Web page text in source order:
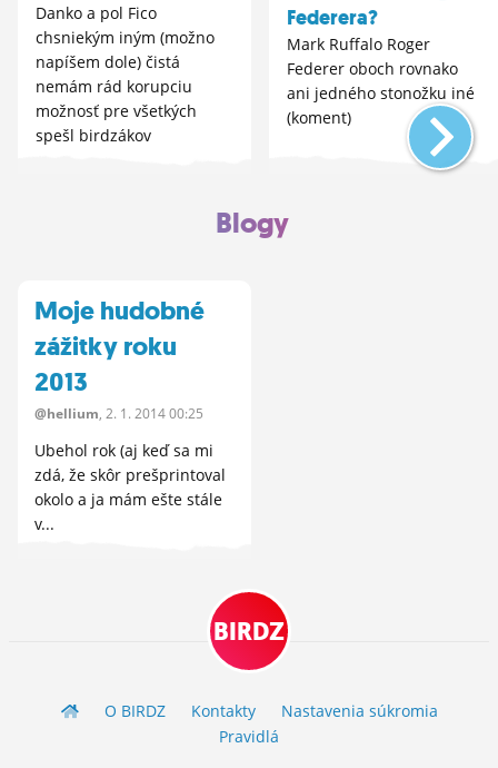
Danko a pol Fico
chsniekým iným (možno
napíšem dole) čistá
nemám rád korupciu
možnosť pre všetkých
spešl birdzákov
Federera?
Mark Ruffalo Roger
Federer oboch rovnako
ani jedného stonožku iné
(koment)
Blogy
Moje hudobné
zážitky roku
2013
@hellium, 2. 1. 2014 00:25
Ubehol rok (aj keď sa mi
zdá, že skôr prešprintoval
okolo a ja mám ešte stále
v...
BIRDZ
O BIRDZ Kontakty
Nastavenia súkromia
Pravidlá